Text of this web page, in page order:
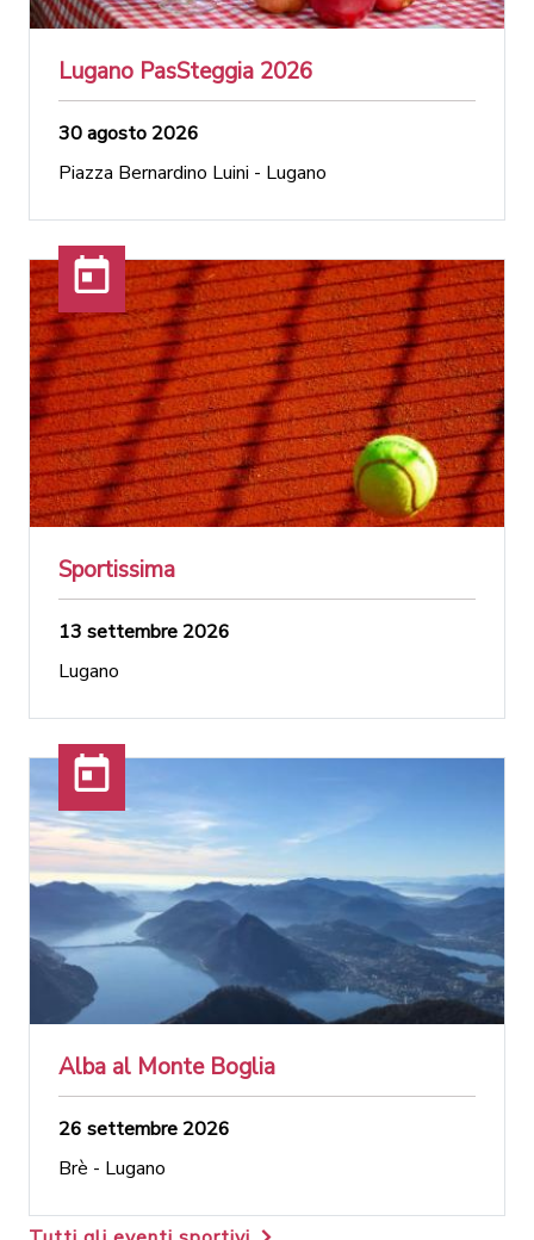
Lugano PasSteggia 2026
30 agosto 2026
Piazza Bernardino Luini - Lugano
Sportissima
13 settembre 2026
Lugano
Alba al Monte Boglia
26 settembre 2026
Brè - Lugano